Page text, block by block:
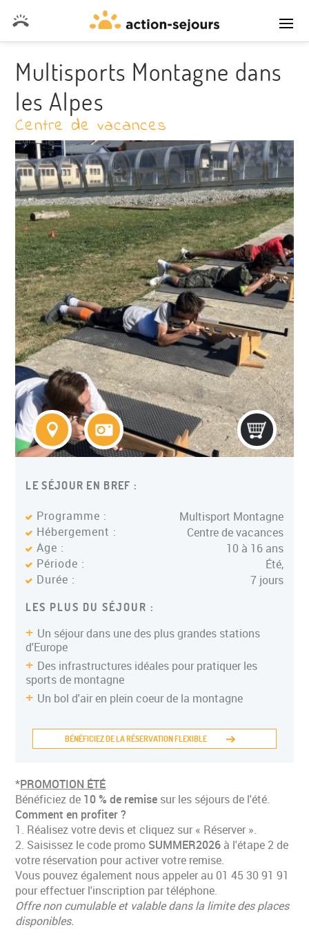
DEVIS SANS ENGAGEMENT
ÉTAPE 1/2
Multisports Montagne dans
les Alpes
Centre de vacances
LE SÉJOUR EN BREF :
Programme :
Multisport Montagne
Hébergement :
Centre de vacances
Age :
10 à 16 ans
Période :
Été,
Durée :
7 jours
LES PLUS DU SÉJOUR :
Un séjour dans une des plus grandes stations
d'Europe
Des infrastructures idéales pour pratiquer les
sports de montagne
Un bol d'air en plein coeur de la montagne
BÉNÉFICIEZ DE LA RÉSERVATION FLEXIBLE
*PROMOTION ÉTÉ
Bénéficiez de 10 % de remise sur les séjours de l'été.
Comment en profiter ?
1. Réalisez votre devis et cliquez sur « Réserver ».
2. Saisissez le code promo SUMMER2026 à l'étape 2 de
votre réservation pour activer votre remise.
Vous pouvez également nous appeler au 01 45 30 91 91
pour effectuer l'inscription par téléphone.
Offre non cumulable et valable dans la limite des places
disponibles.